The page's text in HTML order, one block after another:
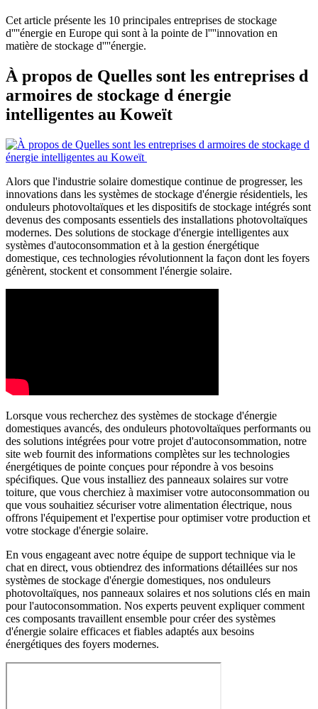
Cet article présente les 10 principales entreprises de stockage
d''''énergie en Europe qui sont à la pointe de l''''innovation en
matière de stockage d''''énergie.
À propos de Quelles sont les entreprises d
armoires de stockage d énergie
intelligentes au Koweït
Alors que l'industrie solaire domestique continue de progresser, les
innovations dans les systèmes de stockage d'énergie résidentiels, les
onduleurs photovoltaïques et les dispositifs de stockage intégrés sont
devenus des composants essentiels des installations photovoltaïques
modernes. Des solutions de stockage d'énergie intelligentes aux
systèmes d'autoconsommation et à la gestion énergétique
domestique, ces technologies révolutionnent la façon dont les foyers
génèrent, stockent et consomment l'énergie solaire.
Lorsque vous recherchez des systèmes de stockage d'énergie
domestiques avancés, des onduleurs photovoltaïques performants ou
des solutions intégrées pour votre projet d'autoconsommation, notre
site web fournit des informations complètes sur les technologies
énergétiques de pointe conçues pour répondre à vos besoins
spécifiques. Que vous installiez des panneaux solaires sur votre
toiture, que vous cherchiez à maximiser votre autoconsommation ou
que vous souhaitiez sécuriser votre alimentation électrique, nous
offrons l'équipement et l'expertise pour optimiser votre production et
votre stockage d'énergie solaire.
En vous engageant avec notre équipe de support technique via le
chat en direct, vous obtiendrez des informations détaillées sur nos
systèmes de stockage d'énergie domestiques, nos onduleurs
photovoltaïques, nos panneaux solaires et nos solutions clés en main
pour l'autoconsommation. Nos experts peuvent expliquer comment
ces composants travaillent ensemble pour créer des systèmes
d'énergie solaire efficaces et fiables adaptés aux besoins
énergétiques des foyers modernes.